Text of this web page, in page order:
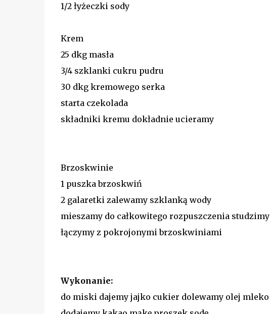
1/2 łyżeczki sody
Krem
25 dkg masła
3/4 szklanki cukru pudru
30 dkg kremowego serka
starta czekolada
składniki kremu dokładnie ucieramy
Brzoskwinie
1 puszka brzoskwiń
2 galaretki zalewamy szklanką wody
mieszamy do całkowitego rozpuszczenia studzimy
łączymy z pokrojonymi brzoskwiniami
Wykonanie:
do miski dajemy jajko cukier dolewamy olej mleko